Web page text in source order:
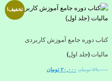
تخفیف!
کتاب دوره جامع آموزش کاربردی
مالیات (جلد اول)
۷۹,۰۰۰ تومان قیمت
۲۰,۰۰۰ تومانقیمت